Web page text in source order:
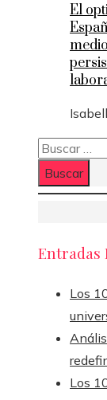
El
Buscar:
Entradas
Los
Los